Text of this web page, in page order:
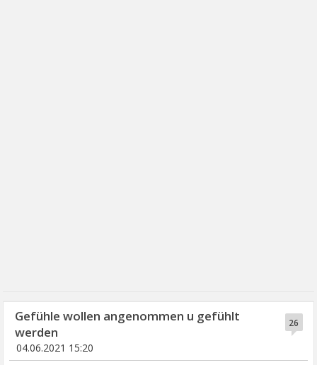
26
Gefühle wollen angenommen u gefühlt
werden
04.06.2021 15:20